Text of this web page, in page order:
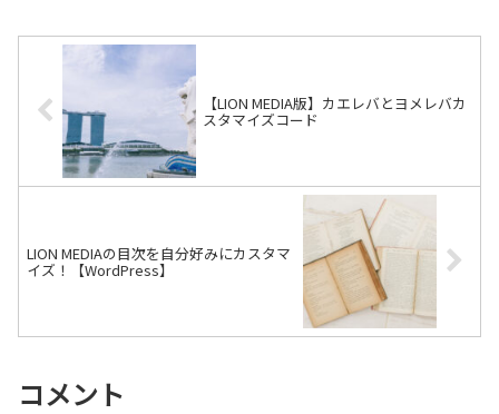
【LION MEDIA版】カエレバとヨメレバカ
スタマイズコード
LION MEDIAの目次を自分好みにカスタマ
イズ！【WordPress】
コメント